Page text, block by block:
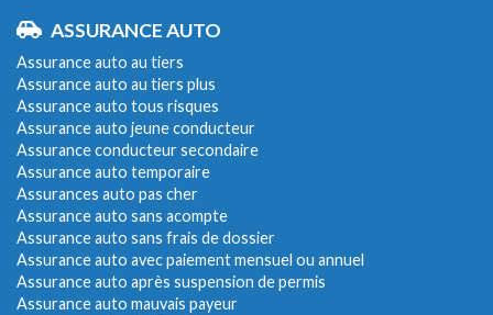
ASSURANCE AUTO
Assurance auto au tiers
Assurance auto au tiers plus
Assurance auto tous risques
Assurance auto jeune conducteur
Assurance conducteur secondaire
Assurance auto temporaire
Assurances auto pas cher
Assurance auto sans acompte
Assurance auto sans frais de dossier
Assurance auto avec paiement mensuel ou annuel
Assurance auto après suspension de permis
Assurance auto mauvais payeur